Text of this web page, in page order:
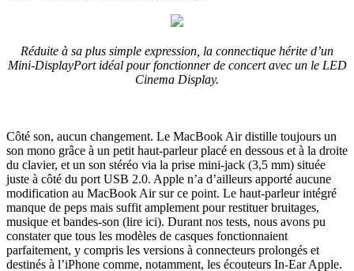
Réduite à sa plus simple expression, la connectique hérite d’un
Mini-DisplayPort idéal pour fonctionner de concert avec un le LED
Cinema Display.
Côté son, aucun changement. Le MacBook Air distille toujours un
son mono grâce à un petit haut-parleur placé en dessous et à la droite
du clavier, et un son stéréo via la prise mini-jack (3,5 mm) située
juste à côté du port USB 2.0. Apple n’a d’ailleurs apporté aucune
modification au MacBook Air sur ce point. Le haut-parleur intégré
manque de peps mais suffit amplement pour restituer bruitages,
musique et bandes-son (lire ici). Durant nos tests, nous avons pu
constater que tous les modèles de casques fonctionnaient
parfaitement, y compris les versions à connecteurs prolongés et
destinés à l’iPhone comme, notamment, les écouteurs In-Ear Apple.